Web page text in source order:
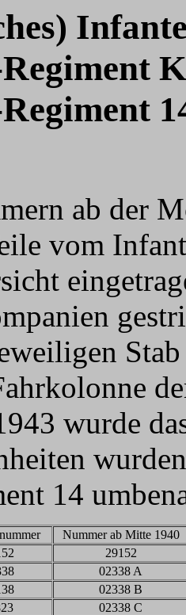
ab der
vom
wurde
14
Nummer ab Mitte 1940
29152
02338 A
02338 B
02338 C